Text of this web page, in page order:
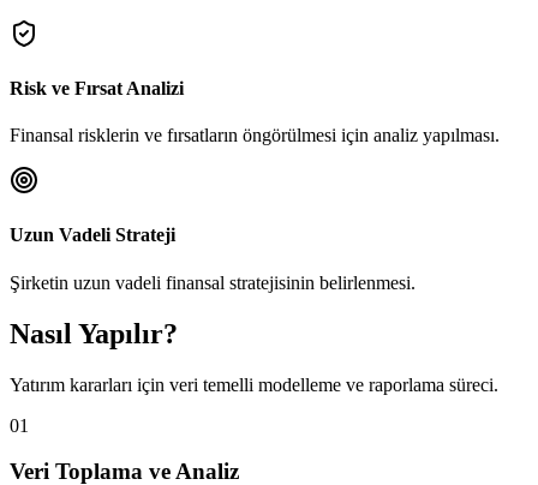
Risk ve Fırsat Analizi
Finansal risklerin ve fırsatların öngörülmesi için analiz yapılması.
Uzun Vadeli Strateji
Şirketin uzun vadeli finansal stratejisinin belirlenmesi.
Nasıl Yapılır?
Yatırım kararları için veri temelli modelleme ve raporlama süreci.
01
Veri Toplama ve Analiz